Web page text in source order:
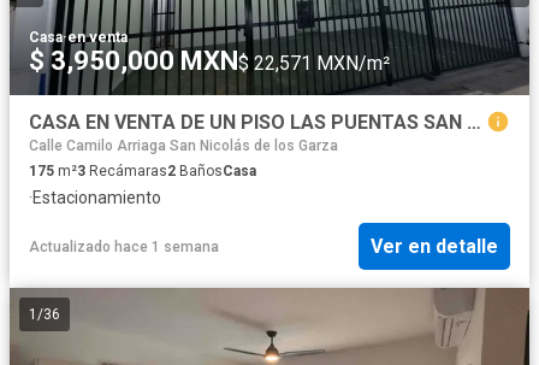
Casa·en venta
$ 3,950,000 MXN$ 22,571 MXN/m²
CASA EN VENTA DE UN PISO LAS PUENTAS SAN NICOLAS
Calle Camilo Arriaga San Nicolás de los Garza
175 m²3 Recámaras2 BañosCasa
·Estacionamiento
Actualizado hace 1 semana Ver en detalle
1 /36